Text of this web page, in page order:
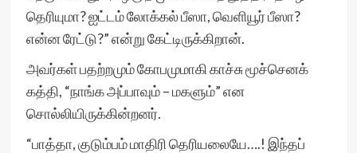
தெரியுமா? ஐட்டம் லோக்கல் பீஸா, வெளியூர் பீஸா?
என்ன ரேட்டு?” என்று கேட்டிருக்கிறான்.
அவர்கள் பதற்றமும் கோபமுமாகி காச்சு மூச்செனக்
கத்தி, “நாங்க அப்பாவும் – மகளும்” என
சொல்லியிருக்கின்றனர்.
“பாத்தா, குடும்பம் மாதிரி தெரியலையே….! இந்தப்